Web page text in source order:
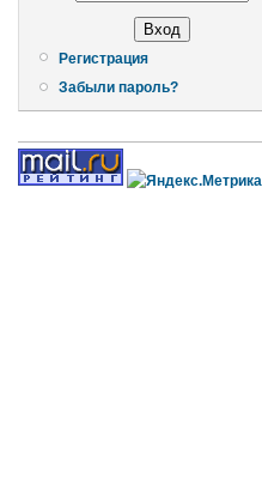
Регистрация
Забыли пароль?